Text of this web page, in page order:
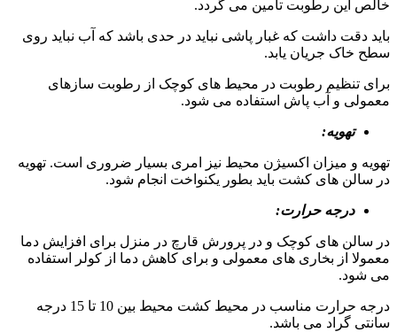
خالص این رطوبت تامین می گردد.
باید دقت داشت که غبار پاشی نباید در حدی باشد که آب نباید روی
سطح خاک جریان یابد.
برای تنظیم رطوبت در محیط های کوچک از رطوبت سازهای
معمولی و آب پاش استفاده می شود.
تهویه:
تهویه و میزان اکسیژن محیط نیز امری بسیار ضروری است. تهویه
در سالن های کشت باید بطور یکنواخت انجام شود.
درجه حرارت:
در سالن های کوچک و در پرورش قارچ در منزل برای افزایش دما
معمولا از بخاری های معمولی و برای کاهش دما از کولر استفاده
می شود.
درجه حرارت مناسب در محیط کشت محیط بین 10 تا 15 درجه
سانتی گراد می باشد.